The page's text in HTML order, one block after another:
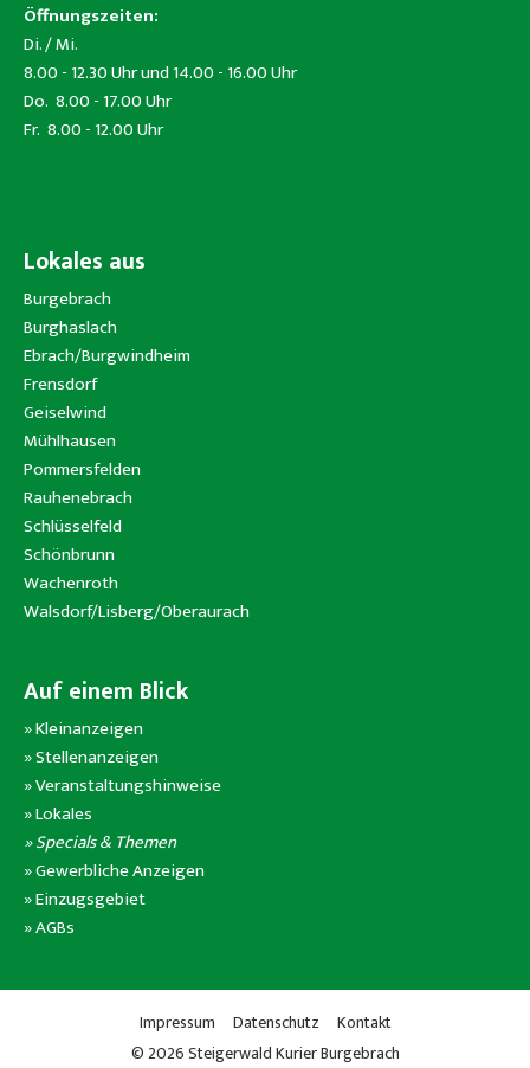
Öffnungszeiten:
Di. / Mi.
8.00 - 12.30 Uhr und 14.00 - 16.00 Uhr
Do. 8.00 - 17.00 Uhr
Fr. 8.00 - 12.00 Uhr
Lokales aus
Burgebrach
Burghaslach
Ebrach/Burgwindheim
Frensdorf
Geiselwind
Mühlhausen
Pommersfelden
Rauhenebrach
Schlüsselfeld
Schönbrunn
Wachenroth
Walsdorf/Lisberg/Oberaurach
Auf einem Blick
»Kleinanzeigen
»Stellenanzeigen
»Veranstaltungshinweise
»Lokales
» Specials & Themen
»Gewerbliche Anzeigen
»Einzugsgebiet
»AGBs
Impressum Datenschutz
Kontakt
© 2026 Steigerwald Kurier Burgebrach